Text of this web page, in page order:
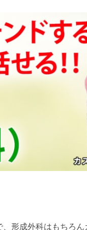
形成外科はもちろ